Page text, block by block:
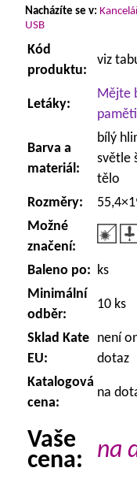
Nacházíte se v:
USB
Kód
produktu:
viz
Letáky:
Mějte
Barva a
materiál:
bílý
světle
tělo
Rozměry:
Možné
značení:
Baleno po: ks
Minimální
odběr:
10 ks
Sklad Kate
EU:
není
dotaz
Katalogová
cena:
na
Vaše
cena:
na